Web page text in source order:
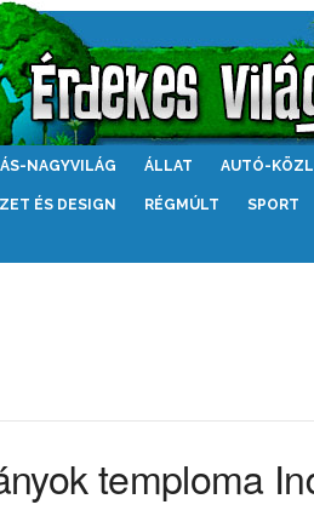
NAGYVILÁG ÁLLAT AUTÓ-
ÉS DESIGN RÉGMÚLT SPORT
temploma